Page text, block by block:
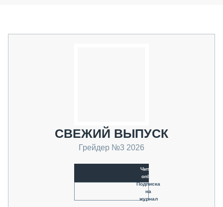
СВЕЖИЙ ВЫПУСК
Грейдер №3 2026
Читать
online
Подписка
на
журнал